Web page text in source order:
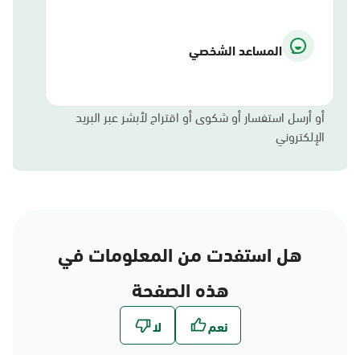
المساعد الشخصي
أو أرسل استفسار أو شكوى أو اقتراح لأبشر عبر البريد
الإلكتروني
هل استفدت من المعلومات في
هذه الصفحة